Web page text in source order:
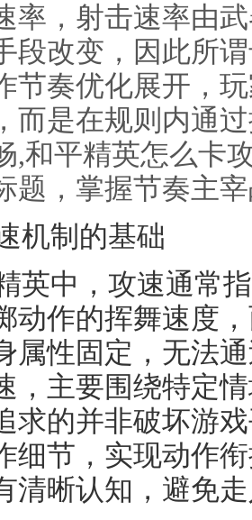
率，射击速率由
段改变，因此所
节奏优化展开，
而是在规则内通
,和平精英怎么卡
题，掌握节奏主
机制的基础
英中，攻速通常
动作的挥舞速度
属性固定，无法
，主要围绕特定
求的并非破坏游
细节，实现动作
清晰认知，避免